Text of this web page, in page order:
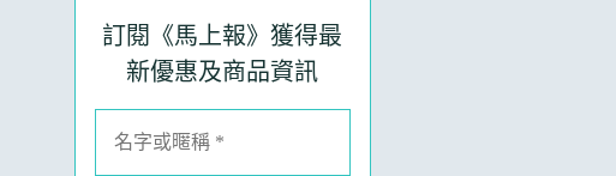
訂閱《馬上報》獲得最
新優惠及商品資訊